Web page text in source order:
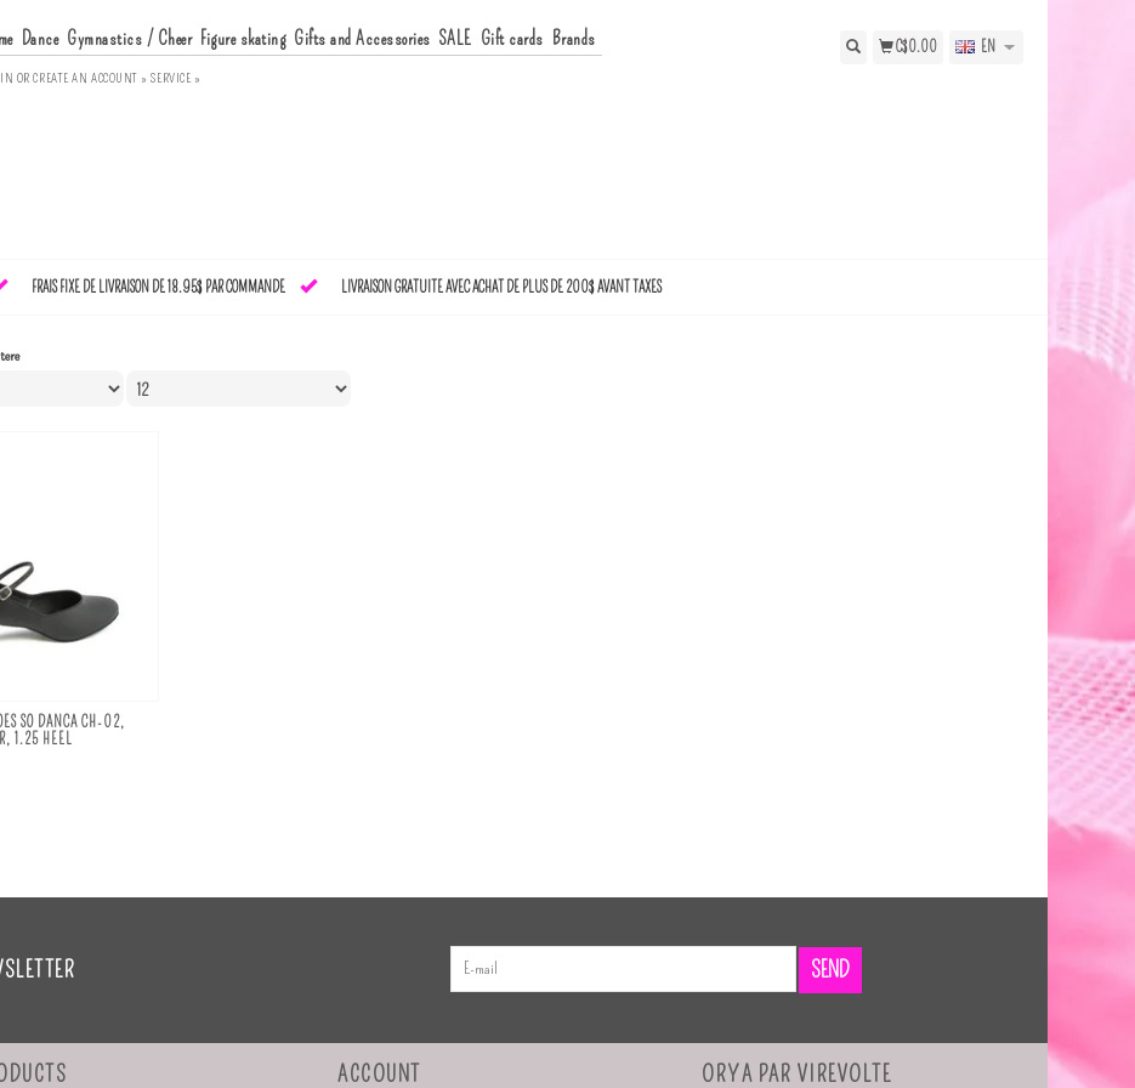
Dance Gymnastics / Cheer Figure skating Gifts and Accessories SALE Gift cards Brands
ORCREATE AN ACCOUNT » SERVICE »
C$0.00 EN
FRAIS FIXE DE LIVRAISON DE 18.95$ PAR COMMANDE LIVRAISON GRATUITE AVEC ACHAT DE PLUS DE 200$ AVANT TAXES
SO DANCA CH-02,
1.25 HEEL
SEND
ACCOUNT ORYA PAR VIREVOLTE